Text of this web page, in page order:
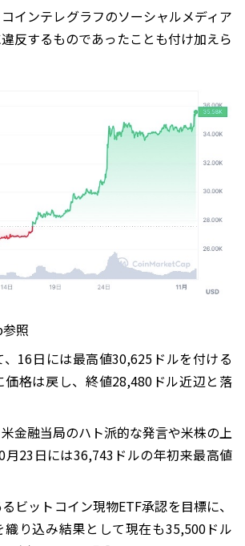
インテレグラフのソーシャルメディア
反するものであったことも付け加えら
照
16日には最高値30,625ドルを付ける
価格は戻し、終値28,480ドル近辺と落
金融当局のハト派的な発言や米株の上
月23日には36,743ドルの年初来最高値
ビットコイン現物ETF承認を目標に、
織り込み結果として現在も35,500ドル